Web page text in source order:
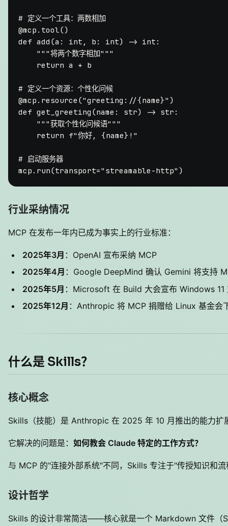
# 定义一个工具：两数相加
@mcp.tool()
def add (a: int , b: int) -> int :
"""将两个数字相加"""
return a + b
# 定义一个资源：个性化问候
@mcp.resource("greeting://{name}" )
def get_greeting (name: str) -> str :
"""获取个性化问候语"""
return f"你好, {name} !"
# 启动服务器
mcp.run(transport="streamable-http"
行业采纳情况
MCP 在发布一年内已成为事实上的行业标准：
2025年3月 ：OpenAI 宣布采纳 MCP
2025年4月 ：Google DeepMind 确认 Gemini 将支持
2025年5月 ：Microsoft 在 Build 大会宣布 Windows 11
2025年12月 ：Anthropic 将 MCP 捐赠给 Linux 基金
什么是 Skills？
核心概念
Skills（技能）是 Anthropic 在 2025 年 10 月推出的能力扩
它解决的问题是： 如何教会 Claude 特定的工作方式？
与 MCP 的"连接外部系统"不同，Skills 专注于"传授知识和流
设计哲学
Skills 的设计非常简洁——核心就是一个 Markdown 文件（